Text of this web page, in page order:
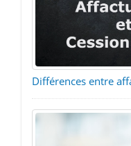
Différences entre